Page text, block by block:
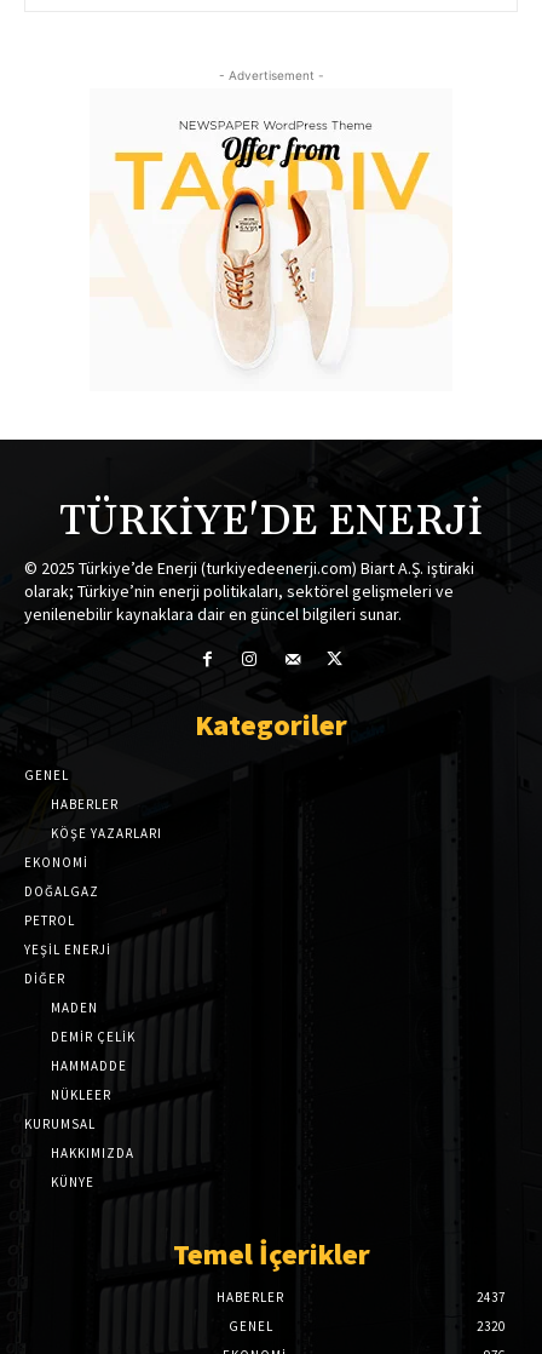
- Advertisement -
TÜRKİYE'DE ENERJİ
© 2025 Türkiye’de Enerji (turkiyedeenerji.com) Biart A.Ş. iştiraki
olarak; Türkiye’nin enerji politikaları, sektörel gelişmeleri ve
yenilenebilir kaynaklara dair en güncel bilgileri sunar.
Kategoriler
GENEL
HABERLER
KÖŞE YAZARLARI
EKONOMİ
DOĞALGAZ
PETROL
YEŞİL ENERJİ
DİĞER
MADEN
DEMİR ÇELİK
HAMMADDE
NÜKLEER
KURUMSAL
HAKKIMIZDA
KÜNYE
Temel İçerikler
HABERLER
2437
GENEL
2320